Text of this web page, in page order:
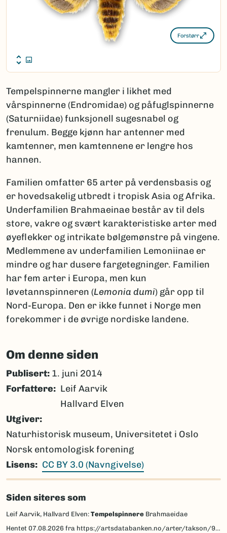
Forstørr
Tempelspinnerne mangler i likhet med
vårspinnerne (Endromidae) og påfuglspinnerne
(Saturniidae) funksjonell sugesnabel og
frenulum. Begge kjønn har antenner med
kamtenner, men kamtennene er lengre hos
hannen.
Familien omfatter 65 arter på verdensbasis og
er hovedsakelig utbredt i tropisk Asia og Afrika.
Underfamilien Brahmaeinae består av til dels
store, vakre og svært karakteristiske arter med
øyeflekker og intrikate bølgemønstre på vingene.
Medlemmene av underfamilien Lemoniinae er
mindre og har dusere fargetegninger. Familien
har fem arter i Europa, men kun
løvetannspinneren (Lemonia dumi) går opp til
Nord-Europa. Den er ikke funnet i Norge men
forekommer i de øvrige nordiske landene.
Om denne siden
Publisert: 1. juni 2014
Forfattere
Leif Aarvik
Hallvard Elven
Utgiver
Naturhistorisk museum, Universitetet i Oslo
Norsk entomologisk forening
Lisens
CC BY 3.0 (Navngivelse)
Siden siteres som
Leif Aarvik, Hallvard Elven: Tempelspinnere Brahmaeidae
Hentet 07.08.2026 fra https://artsdatabanken.no/arter/takson/95149/beskrivelse